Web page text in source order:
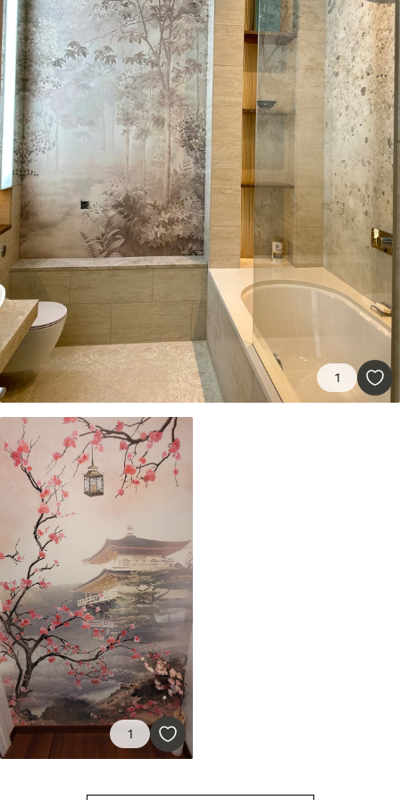
Verlegemethode Nahtlose Anwendung
Beschreibung der Materialien
Standard
43 /m²
Premium
55.00 .00₣/m²
Premium-Vinyl
63.3338
Peel and Stick
80.0048.00₣/m²
1
1